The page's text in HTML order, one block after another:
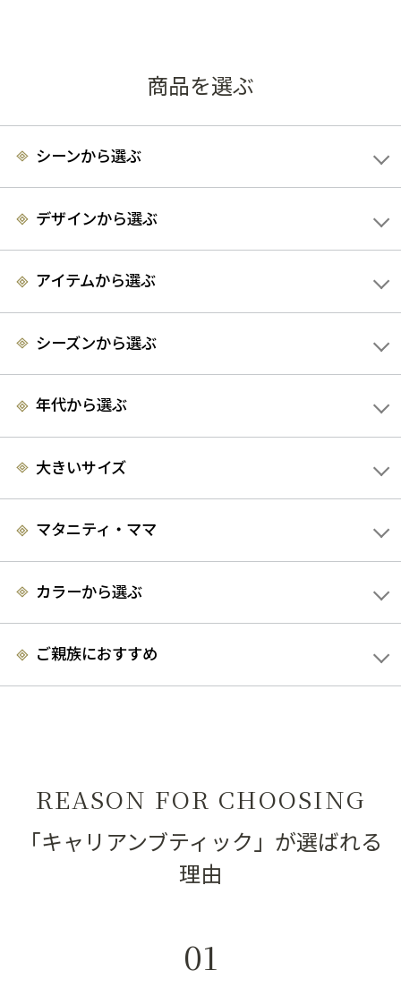
一番のオススメは、透け感も感じられて、どん
ニット素材やコットン素材はカジュアルさが出てしまうため、避
けた方が無難です。
また、ファー素材のボレロも結婚式にはNGです。
であっても殺生をイメージしたり、ファーの毛は抜け落ちる事か
ら「抜ける」や「落ちる」といった言葉が縁起が悪いと取られる
式や披露宴には、避けた方が良いでしょう。
＜ボレロのカラー＞
ージュのボレロです。
ブラックやネイビーなど暗めトーンのドレ
りも明るくしてくれます。グリーンやサックスブルーのドレスに
合わせて爽やかに着こなすのもおすすめです。可愛らしい印象の
コーディネートがご希望な方には、ピンクのドレスにベージュの
ボレロがおすすめ。
淡い色味のドレスを選んだ場合は、ベージュのボレロを選んでし
まうと全体的にぼやけた印象になってしまいがち。そんな時には
◎
商品を選ぶ
シーンから選ぶ
デザインから選ぶ
アイテムから選ぶ
シーズンから選ぶ
年代から選ぶ
大きいサイズ
マタニティ・ママ
カラーから選ぶ
ご親族におすすめ
REASON FOR CHOOSING
「キャリアンブティック」が選ばれる
理由
01